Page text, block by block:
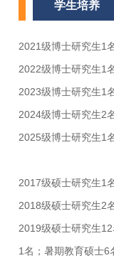
学生培养
2021级博士研究生1
2022级博士研究生1
2023级博士研究生1
2024级博士研究生2
2025级博士研究生1
2017级硕士研究生1
2018级硕士研究生2
2019级硕士研究生
1名；暑期教育硕士6